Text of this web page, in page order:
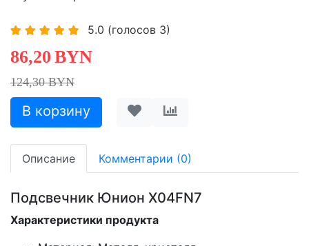
5.0 (голосов 3)
86,20 BYN
124,30 BYN
Описание Комментарии (0)
Подсвечник Юнион X04FN7
Характеристики продукта